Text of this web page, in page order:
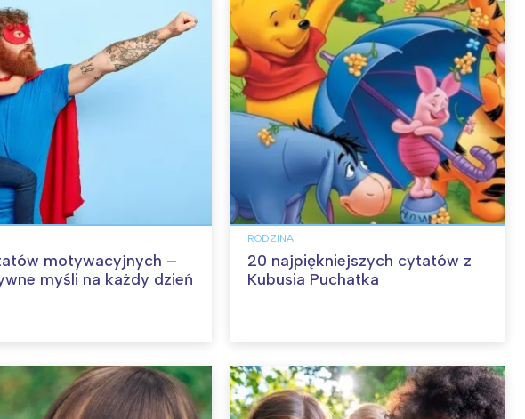
motywacyjnych –
myśli na każdy dzień
RODZINA
20 najpiękniejszych cytatów z
Kubusia Puchatka